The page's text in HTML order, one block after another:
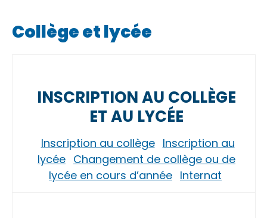
Collège et lycée
INSCRIPTION AU COLLÈGE
ET AU LYCÉE
Inscription au collège Inscription au
lycée Changement de collège ou de
lycée en cours d’année Internat